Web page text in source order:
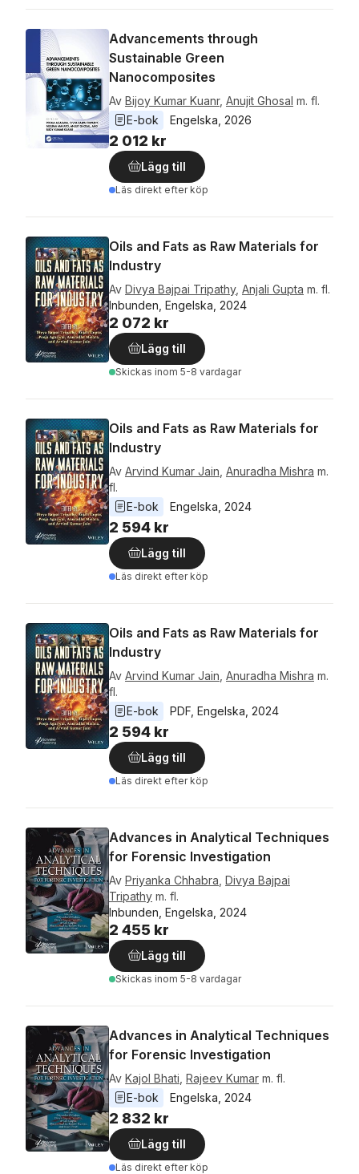
Advancements through
Sustainable Green
Nanocomposites
Av Bijoy Kumar Kuanr, Anujit Ghosal m. fl.
E-bok
Engelska 2026
2 012 kr
Lägg till
Läs direkt efter köp
Oils and Fats as Raw Materials for
Industry
Av Divya Bajpai Tripathy, Anjali Gupta m. fl.
Inbunden, Engelska, 2024
2 072 kr
Lägg till
Skickas inom 5-8 vardagar
Oils and Fats as Raw Materials for
Industry
Av Arvind Kumar Jain Anuradha Mishra m.
fl.
E-bok
Engelska 2024
2 594 kr
Lägg till
Läs direkt efter köp
Oils and Fats as Raw Materials for
Industry
Av Arvind Kumar Jain Anuradha Mishra m.
fl.
E-bok
PDF Engelska 2024
2 594 kr
Lägg till
Läs direkt efter köp
Advances in Analytical Techniques
for Forensic Investigation
Av Priyanka Chhabra Divya Bajpai
Tripathy m. fl.
Inbunden, Engelska, 2024
2 455 kr
Lägg till
Skickas inom 5-8 vardagar
Advances in Analytical Techniques
for Forensic Investigation
Av Kajol Bhati Rajeev Kumar m. fl.
E-bok
Engelska 2024
2 832 kr
Lägg till
Läs direkt efter köp